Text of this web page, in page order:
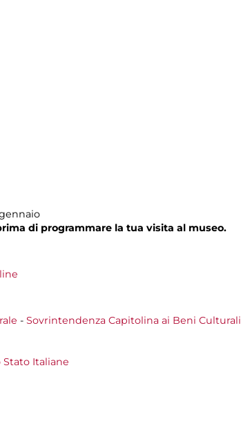
di programmare la tua visita al museo.
- Sovrintendenza Capitolina ai Beni Culturali
Italiane